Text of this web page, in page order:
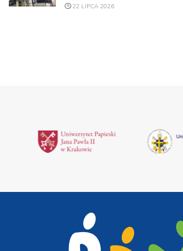
22 LIPCA 2026